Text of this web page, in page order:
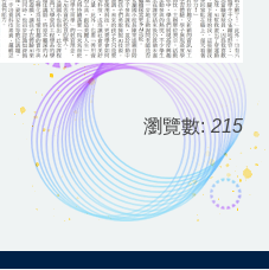
瀏覽數: 215